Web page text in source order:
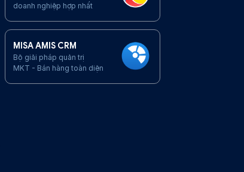
doanh nghiệp hợp nhất
MISA AMIS CRM
Bộ giải pháp quản trị
MKT - Bán hàng toàn diện